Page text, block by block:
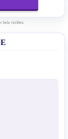
hela världen.